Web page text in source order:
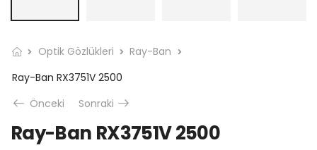
Optik Gözlükleri
Ray-Ban
Ray-Ban RX3751V 2500
Önceki
Sonraki
Ray-Ban RX3751V 2500